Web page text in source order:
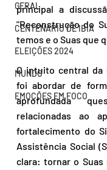
GERAL
CENTENÁRIO DE IBIÁ
ELEIÇÕES 2024
MUNDO
EMOÇÕES EM FOCO
principal a
"Reconstrução do
temos e o Suas que
O intuito central da
foi abordar de
aprofundada
relacionadas ao
fortalecimento do
Assistência Social
clara: tornar o